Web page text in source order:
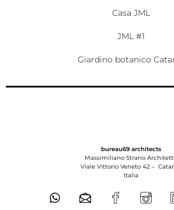
Casa JML
JML #1
Giardino botanico
bureau69 architects
Massimiliano Strano
Viale Vittorio Veneto 42 –
Italia